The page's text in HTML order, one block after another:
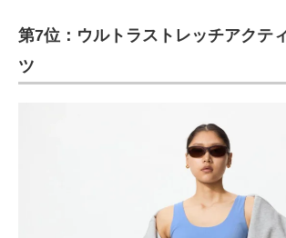
第7位：ウルトラストレッチアクテ
ツ